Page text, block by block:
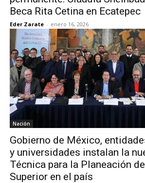
Beca Rita Cetina en Ecatepec
Eder Zarate - enero 16, 2026
Nación
Gobierno de México,
y universidades instalan la
Técnica para la Planeación
Superior en el país